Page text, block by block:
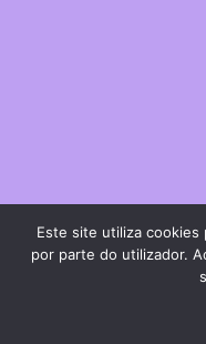
Este site utiliza cookies
por parte do utilizador.